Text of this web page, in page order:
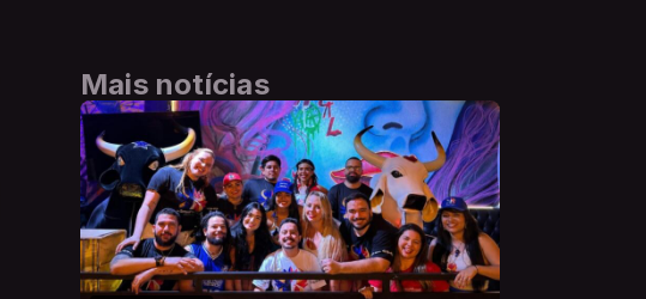
Mais notícias